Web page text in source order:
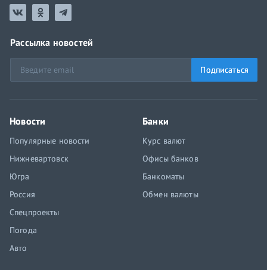
Рассылка новостей
Подписаться
Новости
Популярные новости
Нижневартовск
Югра
Россия
Спецпроекты
Погода
Авто
Банки
Курс валют
Офисы банков
Банкоматы
Обмен валюты